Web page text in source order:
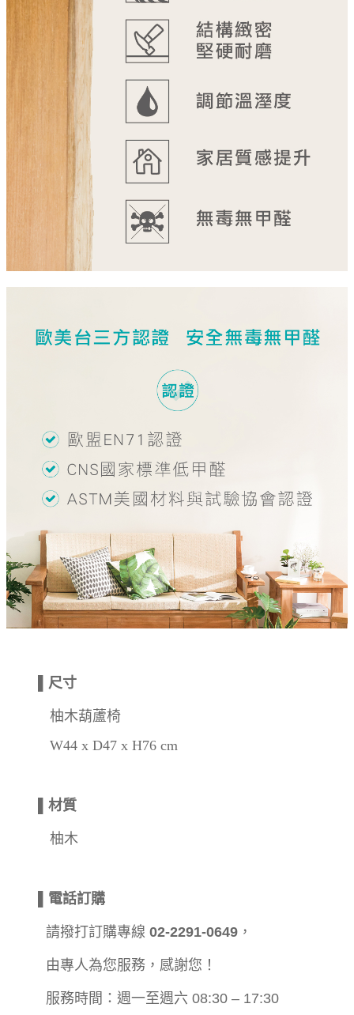
▌尺寸
柚木葫蘆椅
W44 x D47 x H76 cm
▌材質
柚木
▌電話訂購
請撥打訂購專線 02-2291-0649 ，
由專人為您服務，感謝您！
服務時間：週一至週六 08:30 – 17:30